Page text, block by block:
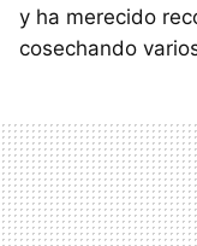
y ha merecido
cosechando